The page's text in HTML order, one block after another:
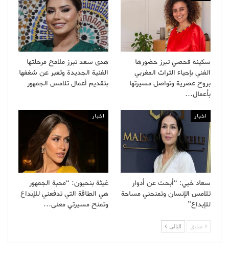
سكينة فحصي تبرز حضورها
الفني بإحياء التراث المغربي
بروح عصرية وتواصل مسيرتها
بأعمال…
هدى سعد تبرز ملامح مرحلتها
الفنية الجديدة وتعبر عن شغفها
بتقديم أعمال تلامس الجمهور
اخبار
سعاد خيي: “أبحث عن أدوار
تلامس الإنسان وتمنحني مساحة
للإبداع”
اخبار
غيثة بنحيون: “محبة الجمهور
هي الطاقة التي تدفعني للإبداع
وتمنح مسيرتي معنى…
سابق التالى